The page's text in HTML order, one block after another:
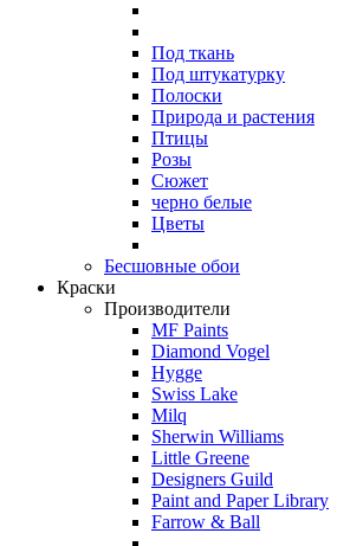
Под ткань
Под штукатурку
Полоски
Природа и растения
Птицы
Розы
Сюжет
черно белые
Цветы
Бесшовные обои
Краски
Производители
MF Paints
Diamond Vogel
Hygge
Swiss Lake
Milq
Sherwin Williams
Little Greene
Designers Guild
Paint and Paper Library
Farrow & Ball